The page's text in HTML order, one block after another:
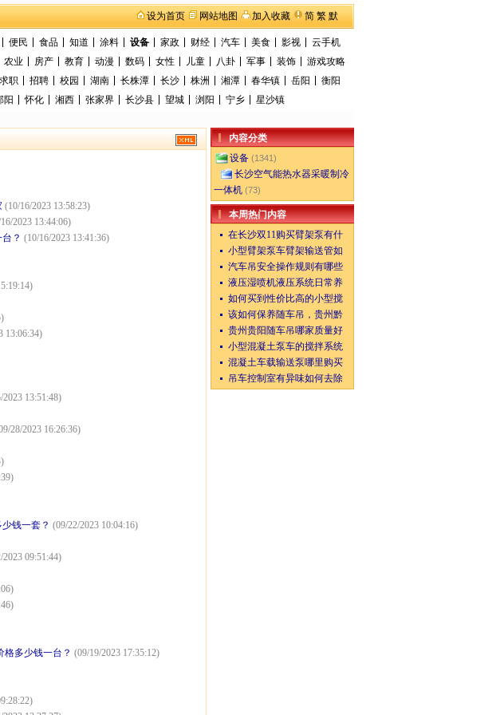
设为首页 网站地图 加入收藏 简 繁 默
便民 食品 知道 涂料 设备 家政 财经 汽车 美食 影视
云手机
农业 房产 教育 动漫 数码 女性 儿童 八卦 军事 装饰
游戏攻略
求职 招聘 校园 湖南 长株潭 长沙 株洲 湘潭 春华镇 岳阳
衡阳
阳 怀化 湘西 张家界 长沙县 望城 浏阳 宁乡
星沙镇
(10/16/2023 13:58:23)
2023 13:44:06)
？ (10/16/2023 13:41:36)
13:06:34)
2023 13:51:48)
28/2023 16:26:36)
钱一套？ (09/22/2023 10:04:16)
2023 09:51:44)
多少钱一台？ (09/19/2023 17:35:12)
内容分类
设备 (1341)
长沙空气能热水器采暖制冷
一体机 (73)
本周热门内容
在长沙双11购买臂架泵有什
小型臂架泵车臂架输送管如
汽车吊安全操作规则有哪些
液压湿喷机液压系统日常养
如何买到性价比高的小型搅
该如何保养随车吊，贵州黔
贵州贵阳随车吊哪家质量好
小型混凝土泵车的搅拌系统
混凝土车载输送泵哪里购买
吊车控制室有异味如何去除